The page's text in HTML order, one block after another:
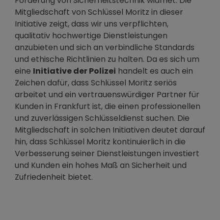
Mitgliedschaft von Schlüssel Moritz in dieser
Initiative zeigt, dass wir uns verpflichten,
qualitativ hochwertige Dienstleistungen
anzubieten und sich an verbindliche Standards
und ethische Richtlinien zu halten. Da es sich um
eine Initiative der Polizei handelt es auch ein
Zeichen dafür, dass Schlüssel Moritz seriös
arbeitet und ein vertrauenswürdiger Partner für
Kunden in Frankfurt ist, die einen professionellen
und zuverlässigen Schlüsseldienst suchen. Die
Mitgliedschaft in solchen Initiativen deutet darauf
hin, dass Schlüssel Moritz kontinuierlich in die
Verbesserung seiner Dienstleistungen investiert
und Kunden ein hohes Maß an Sicherheit und
Zufriedenheit bietet.